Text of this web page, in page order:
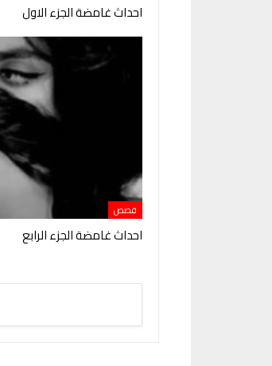
احداث غامضة الجزء الاول
قصص
احداث غامضة الجزء الرابع